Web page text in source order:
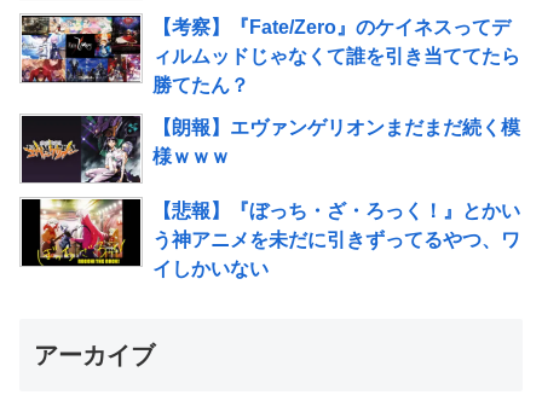
【考察】『Fate/Zero』のケイネスってデ
ィルムッドじゃなくて誰を引き当ててたら
勝てたん？
【朗報】エヴァンゲリオンまだまだ続く模
様ｗｗｗ
【悲報】『ぼっち・ざ・ろっく！』とかい
う神アニメを未だに引きずってるやつ、ワ
イしかいない
アーカイブ